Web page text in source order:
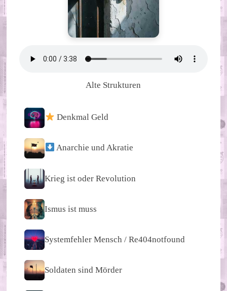
Alte Strukturen
Denkmal Geld
Anarchie und Akratie
Krieg ist oder Revolution
Ismus ist muss
Systemfehler Mensch / Re404notfound
Soldaten sind Mörder